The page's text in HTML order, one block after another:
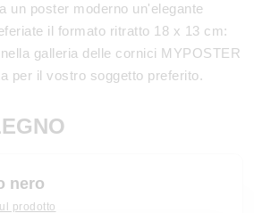
un poster moderno un'elegante
il formato ritratto 18 x 13 cm:
galleria delle cornici MYPOSTER
per il vostro soggetto preferito.
nero
prodotto